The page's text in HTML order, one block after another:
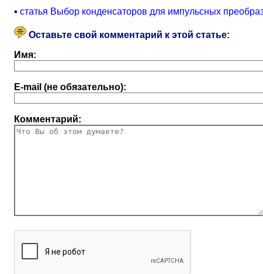
▪ статья Выбор конденсаторов для импульсных
Оставьте свой комментарий к этой статье:
Имя:
E-mail (не обязательно):
Комментарий: